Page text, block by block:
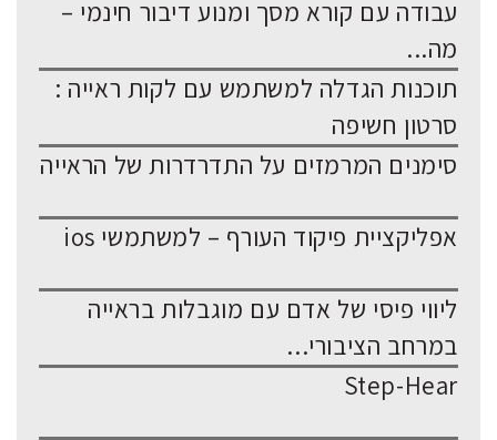
עבודה עם קורא מסך ומנוע דיבור חינמי –
מה...
תוכנות הגדלה למשתמש עם לקות ראייה :
סרטון חשיפה
סימנים המרמזים על התדרדרות של הראייה
אפליקציית פיקוד העורף – למשתמשי ios
ליווי פיסי של אדם עם מוגבלות בראייה
במרחב הציבורי...
Step-Hear